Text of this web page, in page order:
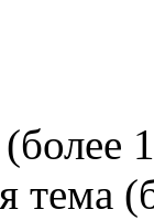
тема